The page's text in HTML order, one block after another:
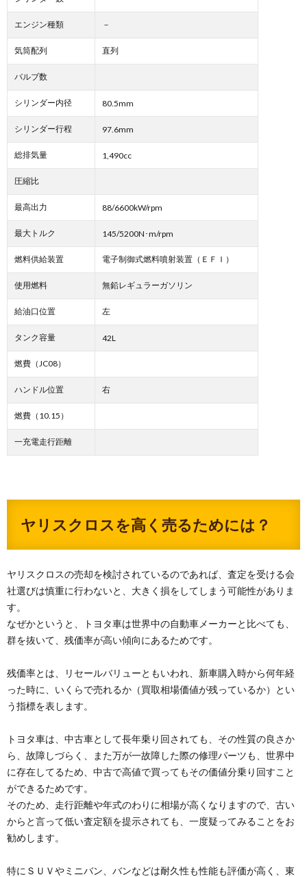
エンジン種類 －
気筒配列 直列
バルブ数
シリンダー内径 80.5mm
シリンダー行程 97.6mm
総排気量 1,490cc
圧縮比
最高出力 88/6600kW/rpm
最大トルク 145/5200N･m/rpm
燃料供給装置 電子制御式燃料噴射装置（ＥＦＩ）
使用燃料 無鉛レギュラーガソリン
給油口位置 左
タンク容量 42L
燃費（JC08）
ハンドル位置 右
燃費（10.15）
一充電走行距離
ヤリスクロスを高く売るためには？
ヤリスクロスの売却を検討されているのであれば、査定を受ける会
社選びは慎重に行わないと、大きく損をしてしまう可能性がありま
す。
なぜかというと、トヨタ車は世界中の自動車メーカーと比べても、
群を抜いて、残価率が高い傾向にあるためです。
残価率とは、リセールバリューともいわれ、新車購入時から何年経
った時に、いくらで売れるか（買取相場価値が残っているか）とい
う指標を表します。
トヨタ車は、中古車として長年乗り回されても、その性質の良さか
ら、故障しづらく、また万が一故障した際の修理パーツも、世界中
に存在してるため、中古で高値で買ってもその価値分乗り回すこと
ができるためです。
そのため、走行距離や年式のわりに相場が高くなりますので、古い
からと言って低い査定額を提示されても、一度疑ってみることをお
勧めします。
特にＳＵＶやミニバン、バンなどは耐久性も性能も評価が高く、東